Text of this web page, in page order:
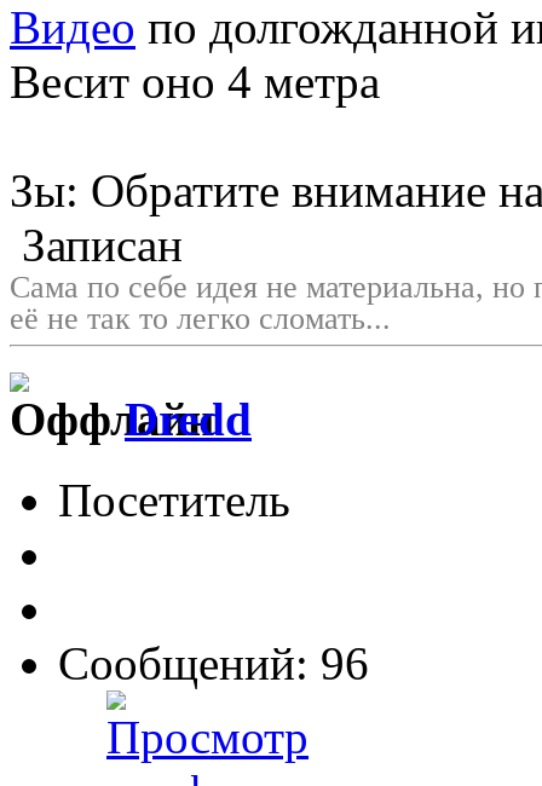
Видео по долгожданной
Весит оно 4 метра
Зы: Обратите внимание
Записан
Сама по себе идея не материальна,
её не так то легко сломать...
Dredd
Посетитель
Сообщений: 96